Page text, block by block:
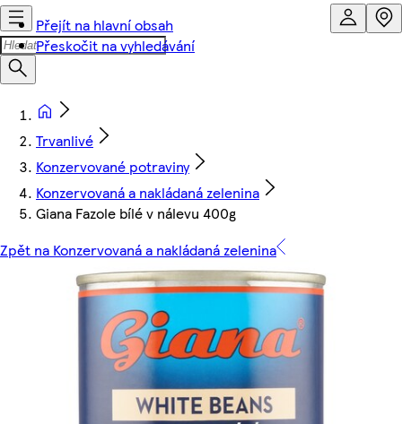
Přejít na hlavní obsah
Přeskočit na vyhledávání
Trvanlivé
Konzervované potraviny
Konzervovaná a nakládaná zelenina
Giana Fazole bílé v nálevu 400g
Zpět na Konzervovaná a nakládaná zelenina